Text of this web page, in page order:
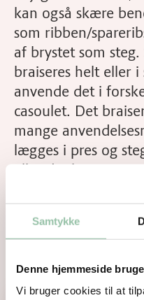
Samtykke
Denne hjemmeside
Vi bruger cookies til at
kan også skære
som ribben/
af brystet som
braiseres helt eller
anvende det i
casoulet. Det
mange
lægges i pres og
eller det kan
Anprisninger kan
sundhedsmæssige